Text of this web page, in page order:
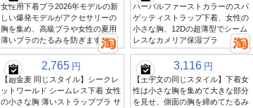
女性用下着ブラ2026年モデルの新
しい爆発モデルがアクセサリーの
胸を集め、高級ブラや女性の夏用
薄いブラのたるみを防ぎます
ハーバルファーストカラーのスパ
ゲッティストラップ下着、女性の
小さな胸、12Dの超薄型でシーム
レスなカメリア保湿ブラ
2,765 円
【趙金麦 同じスタイル】シークレ
ットワールド シームレス下着 女性
の小さな胸 薄いストラップブラ サ
3,116 円
【王宇文の同じスタイル】下着女
性は小さな胸を集めて大きな部分
を見せ、側面の胸を締めてたるみ